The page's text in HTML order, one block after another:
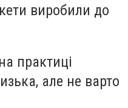
виробили до
практиці
але не варто